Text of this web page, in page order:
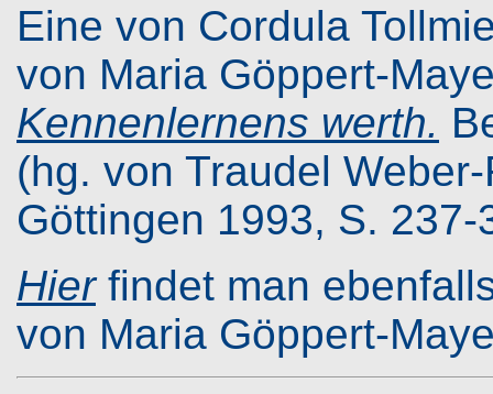
Eine von Cordula
von Maria Göppert-
Kennenlernens werth.
(hg. von Traudel
Göttingen 1993, S. 237-
Hierfindet man
von Maria Göppert-